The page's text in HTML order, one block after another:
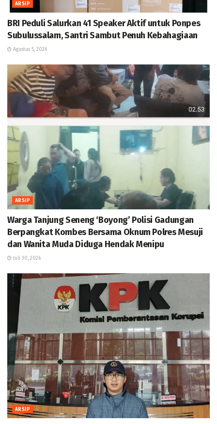
ARSIP
BRI Peduli Salurkan 41 Speaker Aktif untuk Ponpes
Subulussalam, Santri Sambut Penuh Kebahagiaan
Agustus 5, 2026
ARSIP
Warga Tanjung Seneng ‘Boyong’ Polisi Gadungan
Berpangkat Kombes Bersama Oknum Polres Mesuji
dan Wanita Muda Diduga Hendak Menipu
Juli 30, 2026
ARSIP